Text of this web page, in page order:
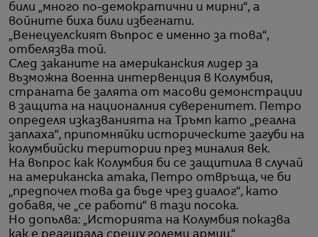
били „много по-демократични и мирни“, а
войните биха били избегнати.
„Венецуелският въпрос е именно за това“,
отбелязва той.
След заканите на американския лидер за
възможна военна интервенция в Колумбия,
страната бе залята от масови демонстрации
в защита на националния суверенитет. Петро
определя изказванията на Тръмп като „реална
заплаха“, припомняйки историческите загуби на
колумбийски територии през миналия век.
На въпрос как Колумбия би се защитила в случай
на американска атака, Петро отвръща, че би
„предпочел това да бъде чрез диалог“, като
добавя, че „се работи“ в тази посока.
Но допълва: „Историята на Колумбия показва
как е реагирала срещу големи армии.“